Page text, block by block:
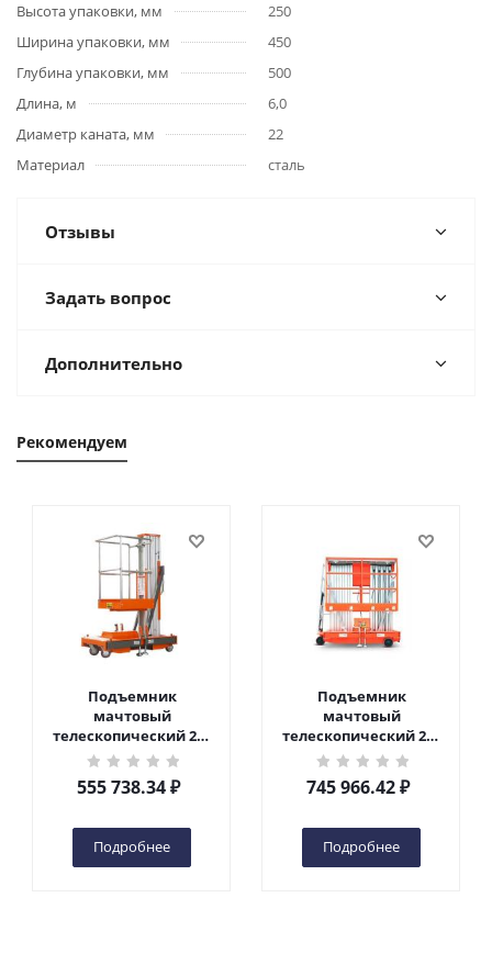
Высота упаковки, мм
250
Ширина упаковки, мм
450
Глубина упаковки, мм
500
Длина, м
6,0
Диаметр каната, мм
22
Материал
сталь
Отзывы
Задать вопрос
Дополнительно
Рекомендуем
Подъемник
мачтовый
телескопический 200
кг 6 м TOR GTWY6-200S
DC 2-мачтовый
(автономный) (G) в
555 738.34₽
Подробнее
Подъемник
мачтовый
телескопический 200
кг 10 м TOR GTWY10-
200S DC 2-мачтовый
(автономный) (N) в
745 966.42₽
Подробнее